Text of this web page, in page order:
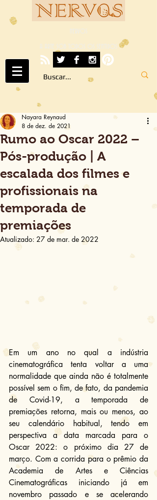
NERVOS
A ARTE SOB TODOS OS SENTIDOS
Rumo ao Oscar 2022 –
Pós-produção | A
escalada dos filmes e
profissionais na
temporada de
premiações
Nayara Reynaud
8 de dez. de 2021
Atualizado: 27 de mar. de 2022
Em um ano no qual a indústria
cinematográfica tenta voltar a uma
normalidade que ainda não é totalmente
possível sem o fim, de fato, da pandemia
de Covid-19, a temporada de
premiações retorna, mais ou menos, ao
seu calendário habitual, tendo em
perspectiva a data marcada para o
Oscar 2022: o próximo dia 27 de
março. Com a corrida para o prêmio da
Academia de Artes e Ciências
Cinematográficas iniciando já em
novembro passado e se acelerando